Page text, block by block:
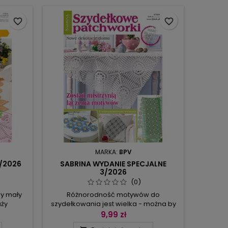
w
w...
każdy, kto chce, mógł go wykonywać
dowolnym splotem. Drugi, to kurs
konieczny do wykonania
Mistrzowskiego Projektu,...
2026
mały
favorite_border
MARKA: BPV
SABRINA WYDANIE SPECJALNE
3/2026
(0)
Różnorodność motywów do
szydełkowania jest wielka - można by
je pogrupować w kwadraty, rozetki,
9,99 zł
favorite_border